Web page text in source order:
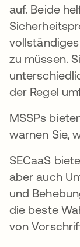
auf. Beide
zu müssen.
der Regel
MSSPs
warnen Sie,
SECaaS
aber auch
und
die beste
von